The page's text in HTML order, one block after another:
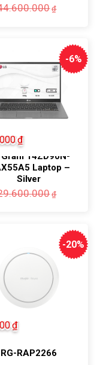
₫
-6%
Gram 14ZD90N-
Laptop –
Silver
₫
₫
-20%
RG-RAP2266
₫